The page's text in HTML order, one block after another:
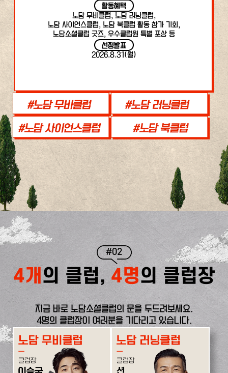
활동혜택
노담 무비클럽, 노담 러닝클럽,
노담 사이언스클럽, 노담 북클럽 활동 참가 기회,
노담소셜클럽 굿즈, 우수클럽원 특별 포상 등
선정발표
2026.8.31(월)
#02
4개 의 클럽, 4명의 클럽장
지금 바로 노담소셜클럽의 문을 두드려보세요.
4명의 클럽장이 여러분을 기다리고 있습니다.